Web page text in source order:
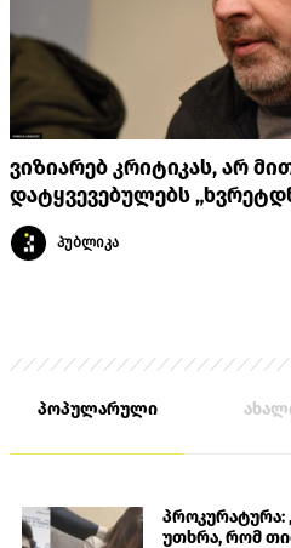
ვიზიარებ კრიტიკას, არ
დატყვევებულებს
პუბლიკა
პოპულარული
პროკურატურა:
უთხრა, რომ